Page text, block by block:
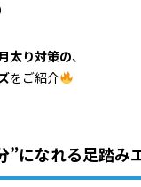
太り対策の、
をご紹介
”になれる足踏み